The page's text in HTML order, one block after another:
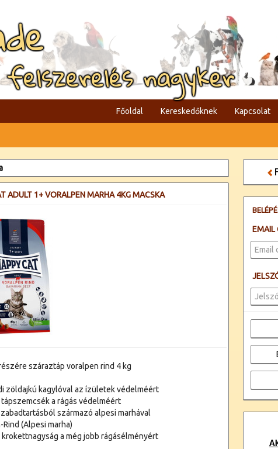
nagyker
Főoldal Kereskedőknek Kapcsolat
ADULT 1+ VORALPEN MARHA 4KG MACSKA
száraztáp voralpen rind 4 kg
zöldajkú kagylóval az ízületek védelméért
a rágás védelméért
származó alpesi marhával
Rind (Alpesi marha)
krokettnagyság a még jobb rágásélményért
EMAIL